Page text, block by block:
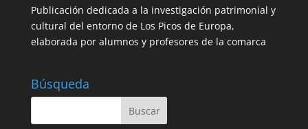
Publicación dedicada a la investigación patrimonial y
cultural del entorno de Los Picos de Europa,
elaborada por alumnos y profesores de la comarca
Búsqueda